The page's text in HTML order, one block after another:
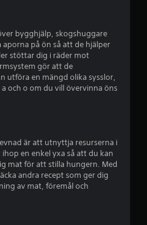
j
r
r
a
bygghjälp, skogshuggare
på ön så att de hjälper
stöttar dig i räder mot
gör att de
utföra en mängd olika sysslor,
och o om du vill övervinna öns
är att utnyttja resurserna i
en enkel yxa så att du kan
mat för att stilla hungern. Med
andra recept som ger dig
av mat, föremål och